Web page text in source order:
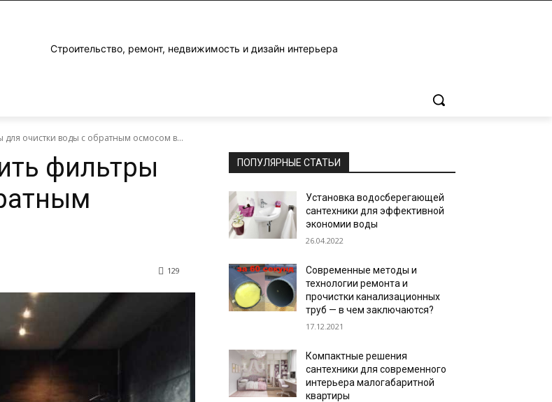
Строительство, ремонт, недвижимость и дизайн интерьера
для очистки воды с обратным осмосом в...
фильтры
129
ПОПУЛЯРНЫЕ СТАТЬИ
Установка водосберегающей
сантехники для эффективной
экономии воды
26.04.2022
Современные методы и
технологии ремонта и
прочистки канализационных
труб — в чем заключаются?
17.12.2021
Компактные решения
сантехники для современного
интерьера малогабаритной
квартиры